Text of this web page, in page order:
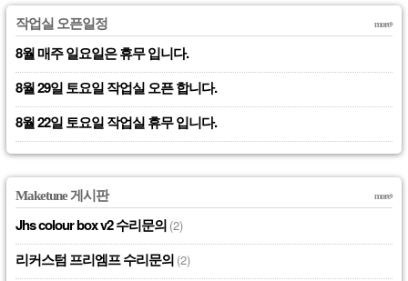
작업실 오픈일정 more
8월 매주 일요일은 휴무 입니다.
8월 29일 토요일 작업실 오픈 합니다.
8월 22일 토요일 작업실 휴무 입니다.
Maketune 게시판 more
Jhs colour box v2 수리문의 (2)
리커스텀 프리엠프 수리문의 (2)